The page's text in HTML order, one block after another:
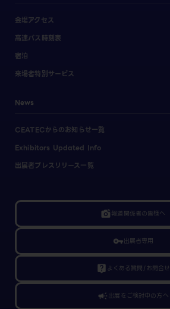
会場アクセス
高速バス時刻表
宿泊
来場者特別サービス
News
CEATECからのお知らせ一覧
Exhibitors Updated Info
出展者プレスリリース一覧
linked_camera報道関係者の皆様へ
vpn_key出展者専用
live_help よくある質問/お問合せ
campaign出展をご検討中の方へ